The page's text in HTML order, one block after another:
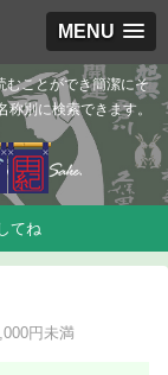
MENU
むことができ簡潔にそ
別に検索できます。
てね
円未満